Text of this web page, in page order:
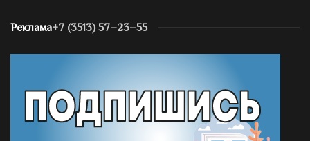
Реклама+7 (3513) 57–23–55